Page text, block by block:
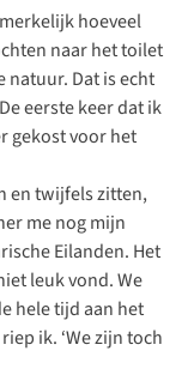
hoeveel
naar het toilet
natuur. Dat is echt
eerste keer dat ik
gekost voor het
en twijfels zitten,
me nog mijn
Eilanden. Het
leuk vond. We
hele tijd aan het
ik. ‘We zijn toch